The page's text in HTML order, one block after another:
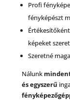
Profi
fényképészt
képeket
Szeretné
Nálunk
és egyszerű